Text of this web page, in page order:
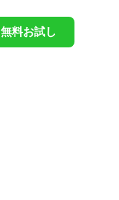
無料お試し